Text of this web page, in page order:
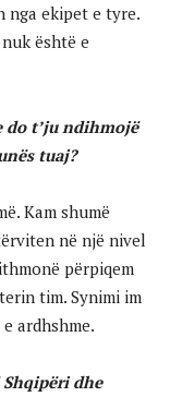
nga ekipet e tyre.
është e
do t’ju ndihmojë
tuaj?
Kam shumë
në një nivel
përpiqem
tim. Synimi im
ardhshme.
dhe